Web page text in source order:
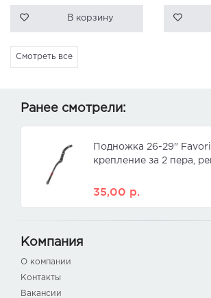
В корзину
Смотреть все
Ранее смотрели:
Подножка 26-29"
крепление за 2 пера,
35,00 р.
Компания
О компании
Контакты
Вакансии